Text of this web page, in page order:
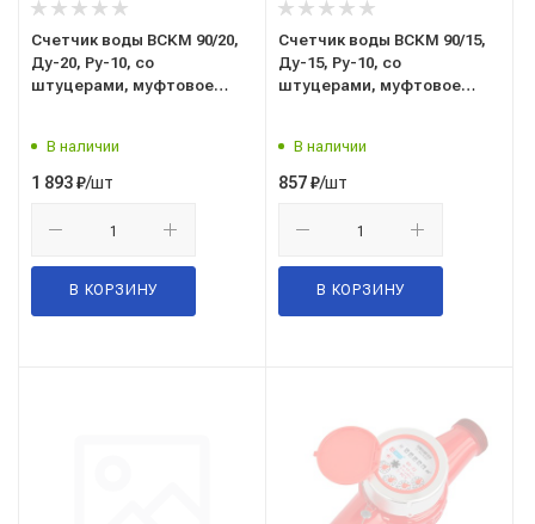
Счетчик воды ВСКМ 90/20,
Ду-20, Ру-10, со
штуцерами, муфтовое
В наличии
1 893₽/шт
В КОРЗИНУ
Счетчик воды ВСКМ 90/15,
Ду-15, Ру-10, со
штуцерами, муфтовое
В наличии
857₽/шт
В КОРЗИНУ